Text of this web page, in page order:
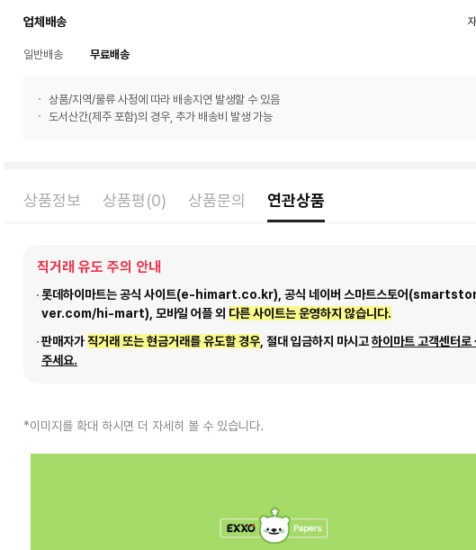
업체배송
일반배송 무료배송
상품/지역/물류 사정에 따라 배송지연 발생할 수 있음
도서산간(제주 포함)의 경우, 추가 배송비 발생 가능
상품정보 상품평(0) 상품문의 연관상품
직거래 유도 주의 안내
롯데하이마트는 공식 사이트(e-himart.co.kr), 공식 네이버 스마트스토어
ver.com/hi-mart), 모바일 어플 외 다른 사이트는 운영하지 않습니다.
판매자가직거래 또는 현금거래를 유도할 경우 , 절대 입금하지 마시고하이마트 고객센터로
주세요.
*이미지를 확대 하시면 더 자세히 볼 수 있습니다.